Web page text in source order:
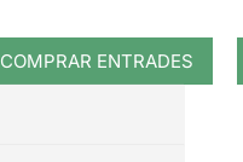
COMPRAR ENTRADES